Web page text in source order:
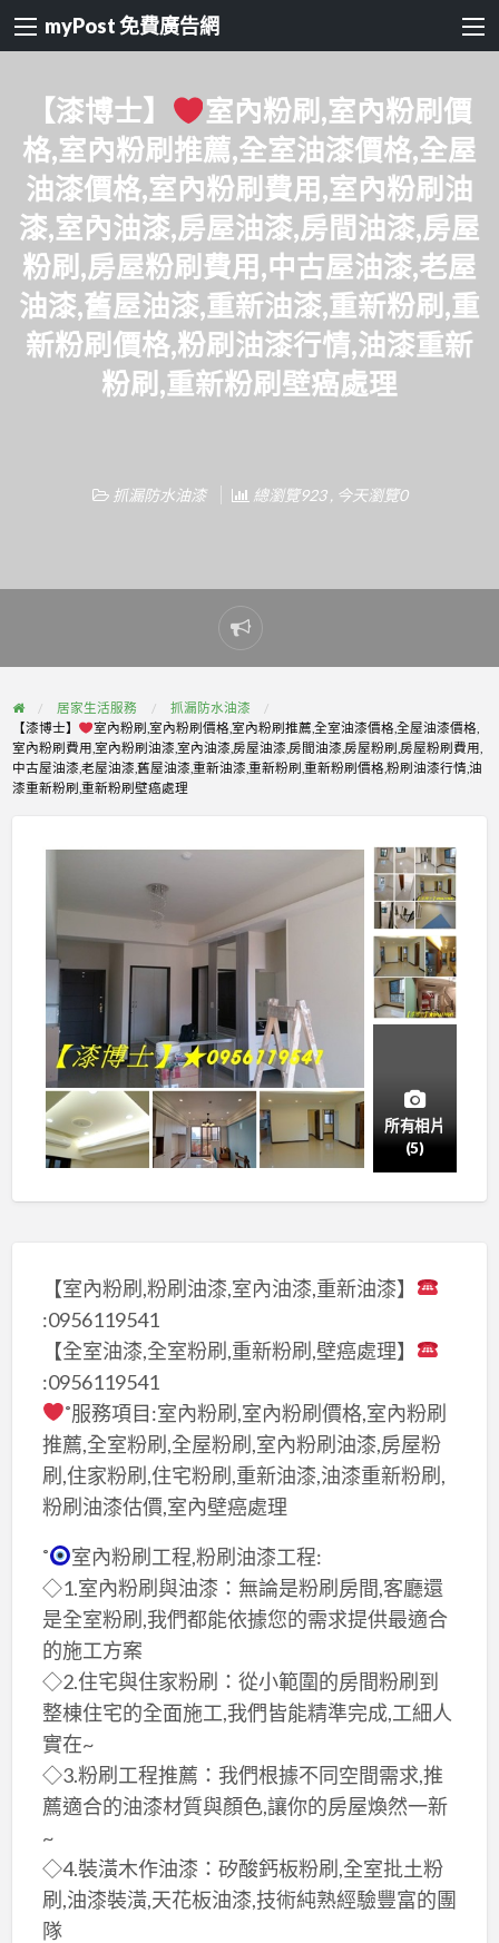
myPost 免費廣告網
【漆博士】
室內粉刷,室內粉刷價
格,室內粉刷推薦,全室油漆價格,全屋
油漆價格,室內粉刷費用,室內粉刷油
漆,室內油漆,房屋油漆,房間油漆,房屋
粉刷,房屋粉刷費用,中古屋油漆,老屋
油漆,舊屋油漆,重新油漆,重新粉刷,重
新粉刷價格,粉刷油漆行情,油漆重新
粉刷,重新粉刷壁癌處理
抓漏防水油漆 總瀏覽923 , 今天瀏覽0
Report
problem
居家生活服務
抓漏防水油漆
【漆博士】
室內粉刷,室內粉刷價格,室內粉刷推薦,全室油漆價格,全屋油漆價格,
室內粉刷費用,室內粉刷油漆,室內油漆,房屋油漆,房間油漆,房屋粉刷,房屋粉刷費用,
中古屋油漆,老屋油漆,舊屋油漆,重新油漆,重新粉刷,重新粉刷價格,粉刷油漆行情,油
漆重新粉刷,重新粉刷壁癌處理
所有相片
(5)
【室內粉刷,粉刷油漆,室內油漆,重新油漆】
:0956119541
【全室油漆,全室粉刷,重新粉刷,壁癌處理】
:0956119541
˚服務項目:室內粉刷,室內粉刷價格,室內粉刷
推薦,全室粉刷,全屋粉刷,室內粉刷油漆,房屋粉
刷,住家粉刷,住宅粉刷,重新油漆,油漆重新粉刷,
粉刷油漆估價,室內壁癌處理
˚
室內粉刷工程,粉刷油漆工程:
◇1.室內粉刷與油漆：無論是粉刷房間,客廳還
是全室粉刷,我們都能依據您的需求提供最適合
的施工方案
◇2.住宅與住家粉刷：從小範圍的房間粉刷到
整棟住宅的全面施工,我們皆能精準完成,工細人
實在~
◇3.粉刷工程推薦：我們根據不同空間需求,推
薦適合的油漆材質與顏色,讓你的房屋煥然一新
~
◇4.裝潢木作油漆：矽酸鈣板粉刷,全室批土粉
刷,油漆裝潢,天花板油漆,技術純熟經驗豐富的團
隊